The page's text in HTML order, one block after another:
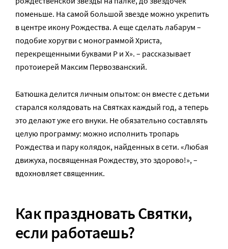
поменьше. На самой большой звезде можно укрепить
в центре икону Рождества. А еще сделать лабарум –
подобие хоругви с монограммой Христа,
перекрещенными буквами Р и Х». – рассказывает
протоиерей Максим Первозванский.
Батюшка делится личным опытом: он вместе с детьми
старался колядовать на Святках каждый год, а теперь
это делают уже его внуки. Не обязательно составлять
целую программу: можно исполнить тропарь
Рождества и пару колядок, найденных в сети. «Любая
движуха, посвященная Рождеству, это здорово!», –
вдохновляет священник.
Как праздновать Святки,
если работаешь?